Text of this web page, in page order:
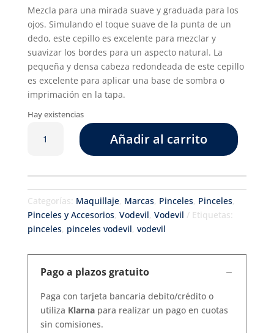
Mezcla para una mirada suave y graduada para los
ojos. Simulando el toque suave de la punta de un
dedo, este cepillo es excelente para mezclar y
suavizar los bordes para un aspecto natural. La
pequeña y densa cabeza redondeada de este cepillo
es excelente para aplicar una base de sombra o
imprimación en la tapa.
Hay existencias
Añadir al carrito
Categorías: Maquillaje, Marcas, Pinceles, Pinceles,
Pinceles y Accesorios, Vodevil, Vodevil
Etiquetas:
pinceles, pinceles vodevil, vodevil
Pago a plazos gratuito
Paga con tarjeta bancaria debito/crédito o
utiliza Klarnapara realizar un pago en cuotas
sin comisiones.